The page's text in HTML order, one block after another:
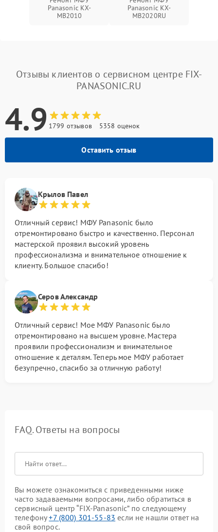
Panasonic KX-
MB2010
Panasonic KX-
MB2020RU
Отзывы клиентов о сервисном центре FIX-
PANASONIC.RU
4.9 1799 отзывов 5358 оценок
Оставить отзыв
Крылов Павел
Отличный сервис! МФУ Panasonic было
отремонтировано быстро и качественно. Персонал
мастерской проявил высокий уровень
профессионализма и внимательное отношение к
клиенту. Большое спасибо!
Серов Александр
Отличный сервис! Мое МФУ Panasonic было
отремонтировано на высшем уровне. Мастера
проявили профессионализм и внимательное
отношение к деталям. Теперь мое МФУ работает
безупречно, спасибо за отличную работу!
FAQ. Ответы на вопросы
Вы можете ознакомиться с приведенными ниже
часто задаваемыми вопросами, либо обратиться в
сервисный центр “FIX-Panasonic” по следующему
телефону+7 (800) 301-55-83 если не нашли ответ на
свой вопрос.